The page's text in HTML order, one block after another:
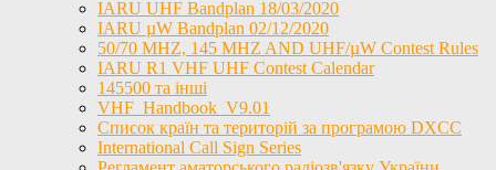
IARU UHF Bandplan 18/03/2020
IARU µW Bandplan 02/12/2020
50/70 MHZ, 145 MHZ AND UHF/µW Contest Rules
IARU R1 VHF UHF Contest Calendar
145500 та інші
VHF_Handbook_V9.01
Список країн та територій за програмою DXCC
International Call Sign Series